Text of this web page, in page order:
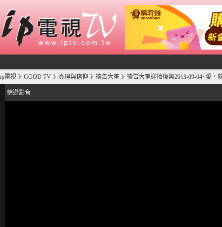
ip電視 》 GOOD TV 》 真理與信仰 》 禱告大軍 》 禱告大軍迎接復興2013-09-04~愛，
精選影音